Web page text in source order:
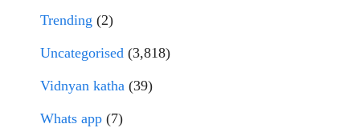
Trending (2)
Uncategorised (3,818)
Vidnyan katha (39)
Whats app (7)